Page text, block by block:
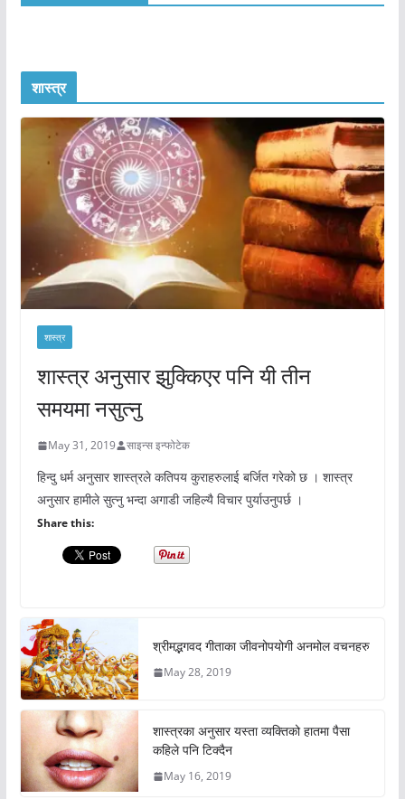
शास्त्र
शास्त्र
शास्त्र अनुसार झुक्किएर पनि यी तीन
समयमा नसुत्नु
May 31, 2019 साइन्स इन्फोटेक
हिन्दु धर्म अनुसार शास्त्रले कतिपय कुराहरुलाई बर्जित गरेको छ । शास्त्र
अनुसार हामीले सुत्नु भन्दा अगाडी जहिल्यै विचार पुर्याउनुपर्छ ।
Share this:
श्रीमद्भगवद गीताका जीवनोपयोगी अनमोल वचनहरु
May 28, 2019
शास्त्रका अनुसार यस्ता व्यक्तिको हातमा पैसा
कहिले पनि टिक्दैन
May 16, 2019